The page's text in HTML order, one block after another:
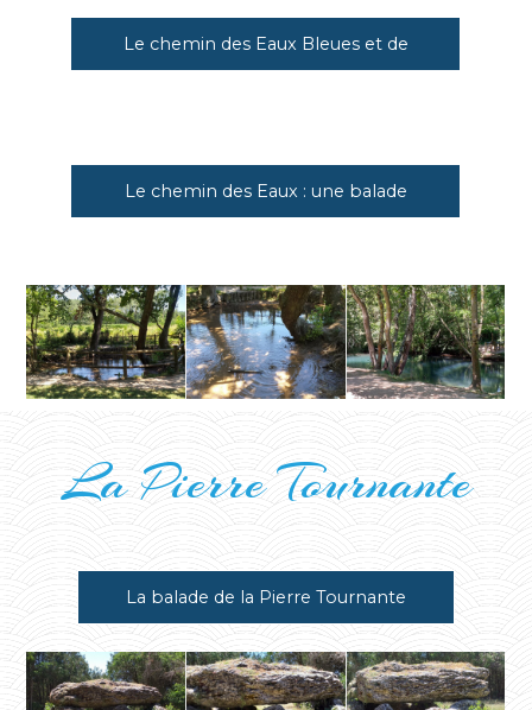
Le chemin des Eaux Bleues et de
Le chemin des Eaux : une balade
La Pierre Tournante
La balade de la Pierre Tournante